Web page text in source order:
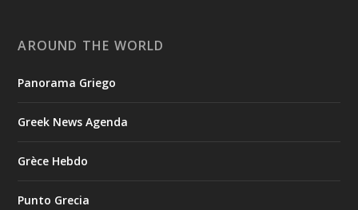
AROUND THE WORLD
Panorama Griego
Greek News Agenda
Grèce Hebdo
Punto Grecia